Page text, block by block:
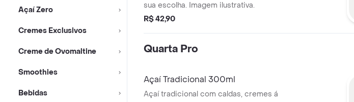
Açaí Zero
Cremes Exclusivos
Creme de Ovomaltine
Smoothies
Bebidas
sua escolha. Imagem ilustrativa.
R$ 42,90
Quarta Pro
Açaí Tradicional 300ml
Açaí tradicional com caldas, cremes á